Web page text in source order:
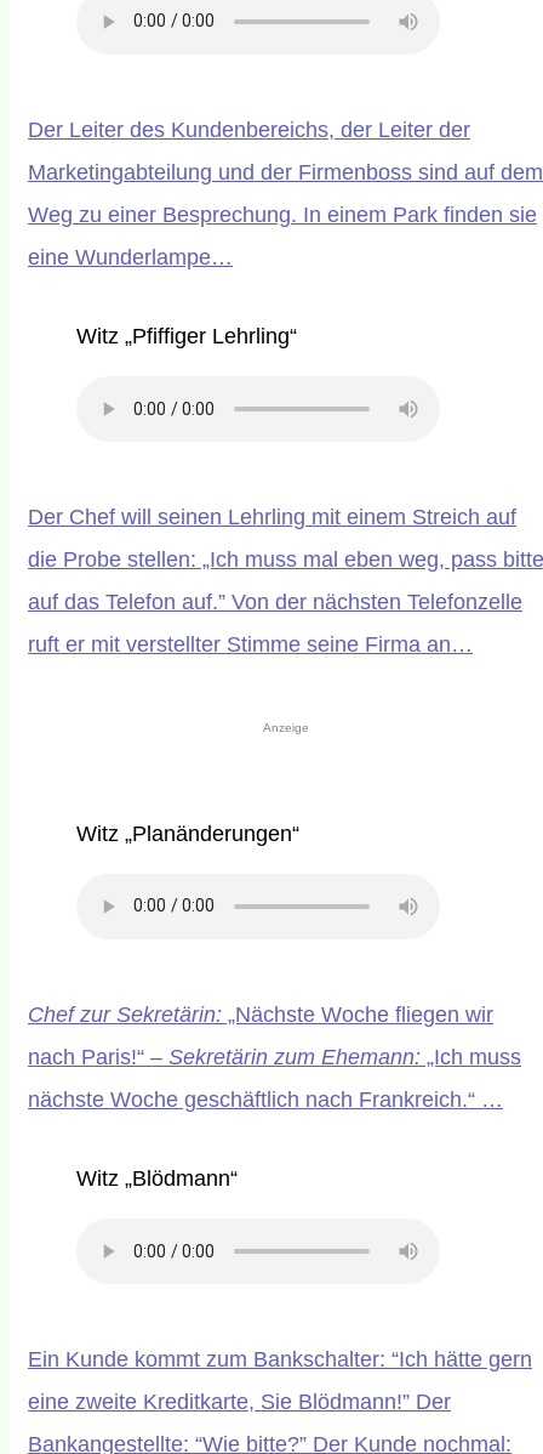
Der Leiter des Kundenbereichs, der Leiter der
Marketingabteilung und der Firmenboss sind auf dem
Weg zu einer Besprechung. In einem Park finden sie
eine Wunderlampe…
Witz „Pfiffiger Lehrling“
Der Chef will seinen Lehrling mit einem Streich auf
die Probe stellen: „Ich muss mal eben weg, pass bitte
auf das Telefon auf.” Von der nächsten Telefonzelle
ruft er mit verstellter Stimme seine Firma an…
Anzeige
Witz „Planänderungen“
Chef zur Sekretärin: „Nächste Woche fliegen wir
nach Paris!“ – Sekretärin zum Ehemann: „Ich muss
nächste Woche geschäftlich nach Frankreich.“ …
Witz „Blödmann“
Ein Kunde kommt zum Bankschalter: “Ich hätte gern
eine zweite Kreditkarte, Sie Blödmann!” Der
Bankangestellte: “Wie bitte?” Der Kunde nochmal: